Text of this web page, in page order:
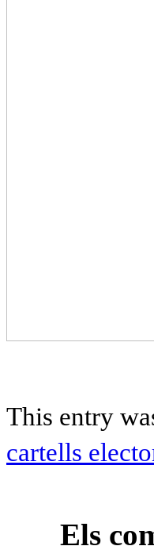
This entry
cartells
Els